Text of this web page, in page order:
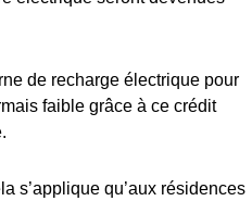
de recharge électrique pour
faible grâce à ce crédit
s’applique qu’aux résidences